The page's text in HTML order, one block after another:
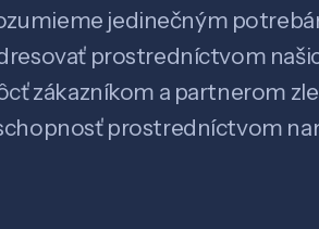
jedinečným
prostredníctvom
zákazníkom a partnerom
prostredníctvom